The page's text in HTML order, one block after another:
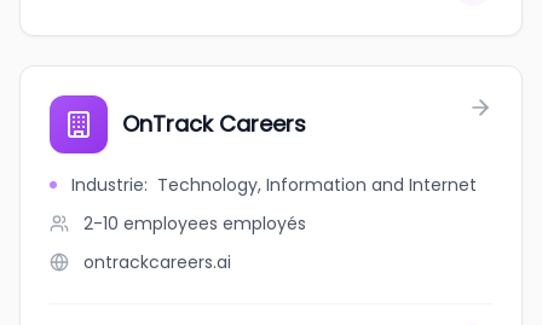
OnTrack Careers
Industrie: Technology, Information and Internet
2-10 employees employés
ontrackcareers.ai